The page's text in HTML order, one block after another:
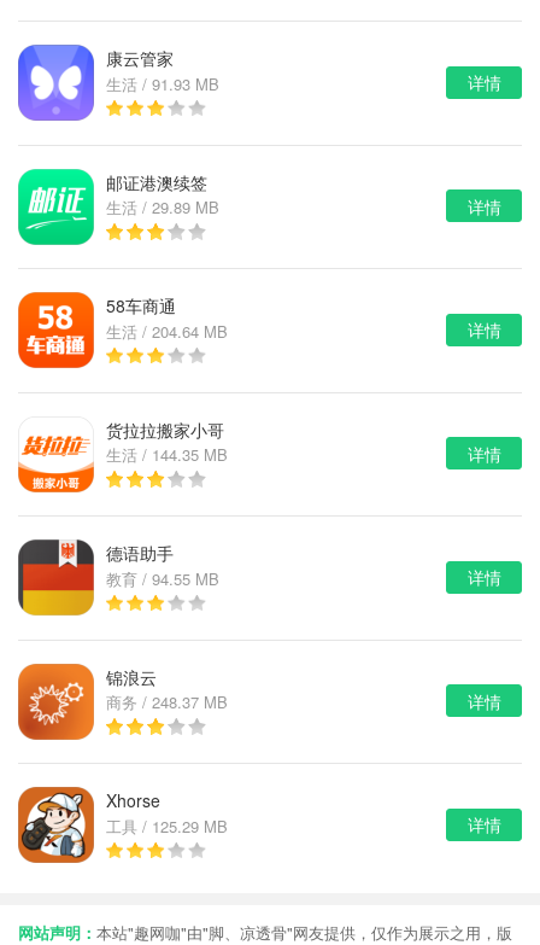
康云管家
生活 / 91.93 MB 详情
邮证港澳续签
生活 / 29.89 MB 详情
58车商通
生活 / 204.64 MB 详情
货拉拉搬家小哥
生活 / 144.35 MB 详情
德语助手
教育 / 94.55 MB 详情
锦浪云
商务 / 248.37 MB 详情
Xhorse
工具 / 125.29 MB 详情
网站声明： 本站"趣网咖"由"脚、凉透骨"网友提供，仅作为展示之用，版